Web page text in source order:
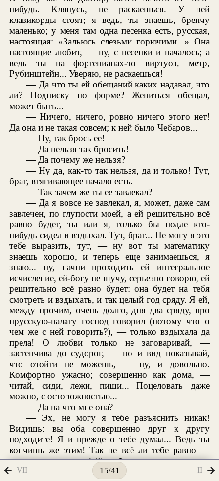
нибудь. Клянусь, не раскаешься. У ней
клавикорды стоят; я ведь, ты знаешь, бренчу
маленько; у меня там одна песенка есть, русская,
настоящая: «Зальюсь слезьми горючими...» Она
настоящие любит, — ну, с песенки и началось; а
ведь ты на фортепианах-то виртуоз, метр,
Рубинштейн... Уверяю, не раскаешься!
— Да что ты ей обещаний каких надавал, что
ли? Подписку по форме? Жениться обещал,
может быть...
— Ничего, ничего, ровно ничего этого нет!
Да она и не такая совсем; к ней было Чебаров...
— Ну, так брось ее!
— Да нельзя так бросить!
— Да почему же нельзя?
— Ну да, как-то так нельзя, да и только! Тут,
брат, втягивающее начало есть.
— Так зачем же ты ее завлекал?
— Да я вовсе не завлекал, я, может, даже сам
завлечен, по глупости моей, а ей решительно всё
равно будет, ты или я, только бы подле кто-
нибудь сидел и вздыхал. Тут, брат... Не могу я это
тебе выразить, тут, — ну вот ты математику
знаешь хорошо, и теперь еще занимаешься, я
знаю... ну, начни проходить ей интегральное
исчисление, ей-богу не шучу, серьезно говорю, ей
решительно всё равно будет: она будет на тебя
смотреть и вздыхать, и так целый год сряду. Я ей,
между прочим, очень долго, дня два сряду, про
прусскую-палату господ говорил (потому что о
чем же с ней говорить?), — только вздыхала да
прела! О любви только не заговаривай, —
застенчива до судорог, — но и вид показывай,
что отойти не можешь, — ну, и довольно.
Комфортно ужасно; совершенно как дома, —
читай, сиди, лежи, пиши... Поцеловать даже
можно, с осторожностью...
— Да на что мне она?
— Эх, не могу я тебе разъяснить никак!
Видишь: вы оба совершенно друг к другу
подходите! Я и прежде о тебе думал... Ведь ты
кончишь же этим! Так не всё ли тебе равно —
раньше иль позже? Тут, брат, этакое перинное
начало лежит, — эх! да и не одно перинное! Тут
VII 15/41 II